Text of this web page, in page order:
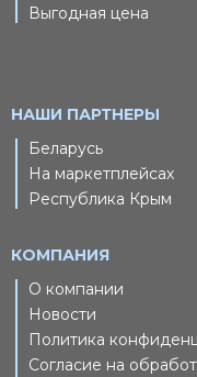
Выгодная цена
НАШИ ПАРТНЕРЫ
Беларусь
На маркетплейсах
Республика Крым
КОМПАНИЯ
О компании
Новости
Политика
Согласие на